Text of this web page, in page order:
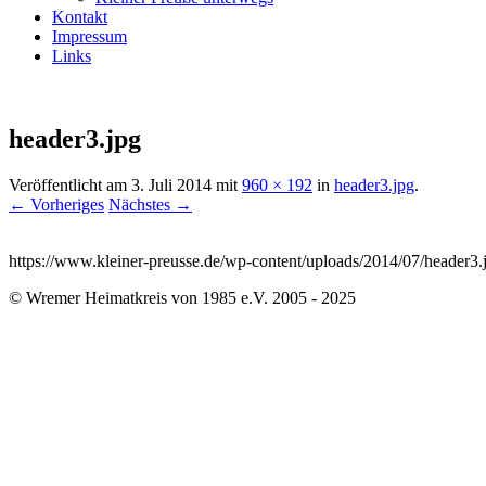
Kontakt
Impressum
Links
header3.jpg
Veröffentlicht am 3. Juli 2014 mit 960 × 192 in header3.jpg.
← Vorheriges Nächstes →
https://www.kleiner-preusse.de/wp-content/uploads/2014/07/
© Wremer Heimatkreis von 1985 e.V. 2005 - 2025